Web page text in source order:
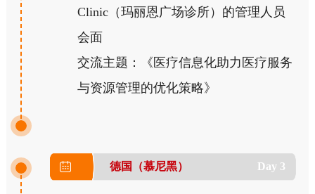
Clinic（玛丽恩广场诊所）的管理人员
会面
交流主题：《医疗信息化助力医疗服务
与资源管理的优化策略》
Day 3
德国（慕尼黑）